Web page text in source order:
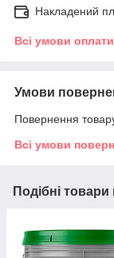
Накладений
Всі умови оплати
Умови
Повернення
Всі умови
Подібні товари